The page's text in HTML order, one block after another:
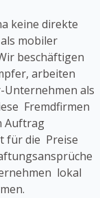
keine direkte
mobiler
beschäftigen
arbeiten
Unternehmen als
Fremdfirmen
Auftrag
für die Preise
lokal